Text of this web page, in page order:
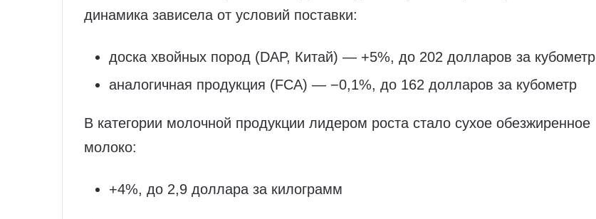
динамика зависела от условий поставки:
доска хвойных пород (DAP, Китай) — +5%, до 202 долларов за кубометр
аналогичная продукция (FCA) — −0,1%, до 162 долларов за кубометр
В категории молочной продукции лидером роста стало сухое обезжиренное
молоко:
+4%, до 2,9 доллара за килограмм